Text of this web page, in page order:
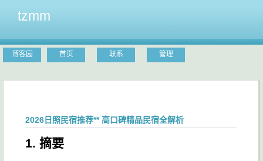
tzmm
博客园 首页 联系 管理
2026日照民宿推荐** 高口碑精品民宿全解析
1. 摘要